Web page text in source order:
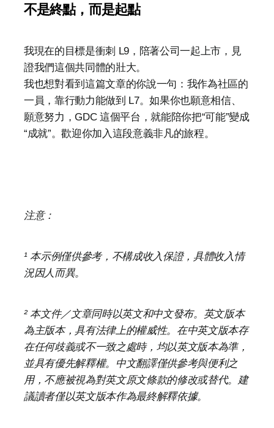
不是終點，而是起點
我現在的目標是衝刺 L9，陪著公司一起上市，見
證我們這個共同體的壯大。
我也想對看到這篇文章的你說一句：我作為社區的
一員，靠行動力能做到 L7。如果你也願意相信、
願意努力，GDC 這個平台，就能陪你把“可能”變成
“成就”。歡迎你加入這段意義非凡的旅程。
注意：
¹ 本示例僅供參考，不構成收入保證，具體收入情
況因人而異。
² 本文件／文章同時以英文和中文發布。英文版本
為主版本，具有法律上的權威性。在中英文版本存
在任何歧義或不一致之處時，均以英文版本為準，
並具有優先解釋權。中文翻譯僅供參考與便利之
用，不應被視為對英文原文條款的修改或替代。建
議讀者僅以英文版本作為最終解釋依據。